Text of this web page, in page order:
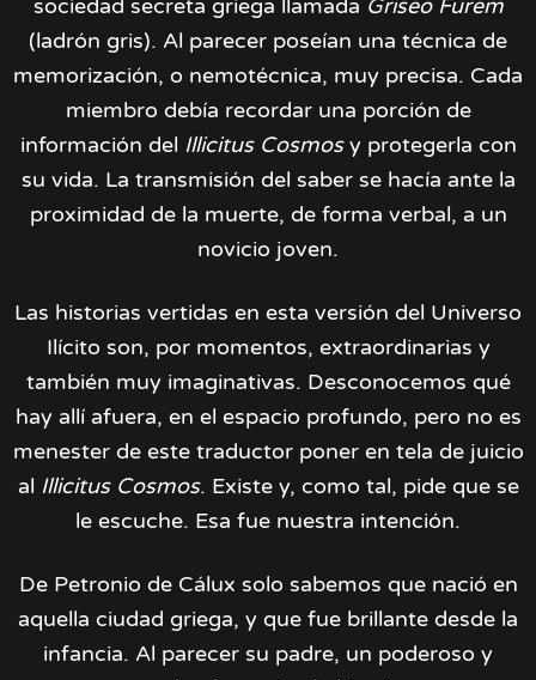
sociedad secreta griega llamada Griseo Furem
(ladrón gris). Al parecer poseían una técnica de
memorización, o nemotécnica, muy precisa. Cada
miembro debía recordar una porción de
información del Illicitus Cosmosy protegerla con
su vida. La transmisión del saber se hacía ante la
proximidad de la muerte, de forma verbal, a un
novicio joven.
Las historias vertidas en esta versión del Universo
Ilícito son, por momentos, extraordinarias y
también muy imaginativas. Desconocemos qué
hay allí afuera, en el espacio profundo, pero no es
menester de este traductor poner en tela de juicio
al Illicitus Cosmos. Existe y, como tal, pide que se
le escuche. Esa fue nuestra intención.
De Petronio de Cálux solo sabemos que nació en
aquella ciudad griega, y que fue brillante desde la
infancia. Al parecer su padre, un poderoso y